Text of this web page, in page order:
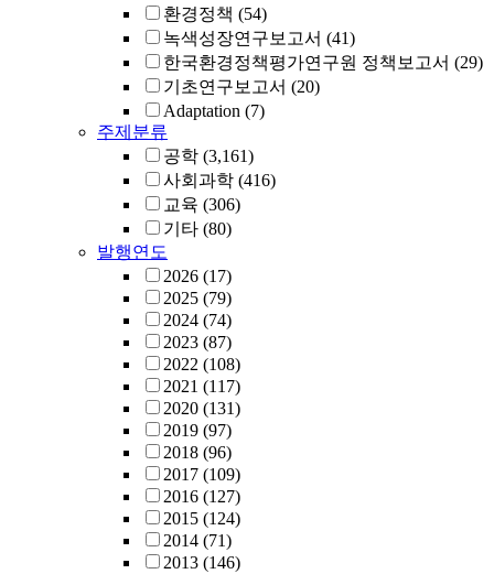
환경정책 (54)
녹색성장연구보고서 (41)
한국환경정책평가연구원 정책보고서 (29)
기초연구보고서 (20)
Adaptation (7)
주제분류
공학 (3,161)
사회과학 (416)
교육 (306)
기타 (80)
발행연도
2026 (17)
2025 (79)
2024 (74)
2023 (87)
2022 (108)
2021 (117)
2020 (131)
2019 (97)
2018 (96)
2017 (109)
2016 (127)
2015 (124)
2014 (71)
2013 (146)